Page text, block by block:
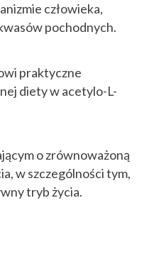
człowieka,
pochodnych.
praktyczne
diety w acetylo-L-
o zrównoważoną
w szczególności tym,
tryb życia.